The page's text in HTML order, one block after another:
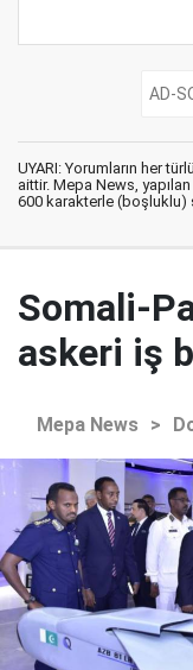
UYARI: Yorumların her
aittir. Mepa News,
600 karakterle (boşluklu)
Somali-
askeri iş
Mepa News >